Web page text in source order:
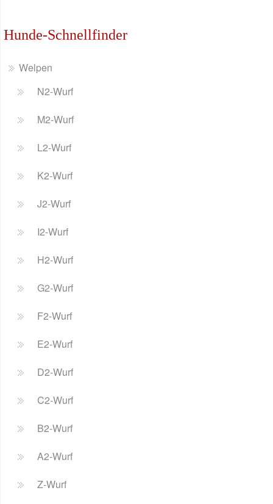
Hunde-Schnellfinder
Welpen
N2-Wurf
M2-Wurf
L2-Wurf
K2-Wurf
J2-Wurf
I2-Wurf
H2-Wurf
G2-Wurf
F2-Wurf
E2-Wurf
D2-Wurf
C2-Wurf
B2-Wurf
A2-Wurf
Z-Wurf